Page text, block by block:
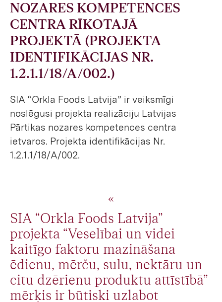
NOZARES KOMPETENCES
CENTRA RĪKOTAJĀ
PROJEKTĀ (PROJEKTA
IDENTIFIKĀCIJAS NR.
1.2.1.1/18/A/002.)
SIA “Orkla Foods Latvija” ir veiksmīgi
noslēgusi projekta realizāciju Latvijas
Pārtikas nozares kompetences centra
ietvaros. Projekta identifikācijas Nr.
1.2.1.1/18/A/002.
SIA “Orkla Foods Latvija”
projekta “Veselībai un videi
kaitīgo faktoru mazināšana
ēdienu, mērču, sulu, nektāru un
citu dzērienu produktu attīstībā”
mērķis ir būtiski uzlabot